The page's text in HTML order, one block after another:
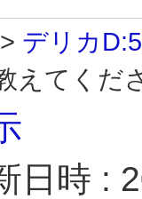
> デリカD:5
えてくだ
日時 :